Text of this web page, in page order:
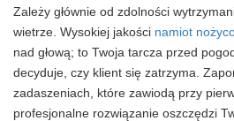
Zależy głównie od zdolności
wietrze. Wysokiej jakości namiot
nad głową; to Twoja tarcza przed
decyduje, czy klient się zatrzyma.
zadaszeniach, które zawiodą przy
profesjonalne rozwiązanie oszczędzi